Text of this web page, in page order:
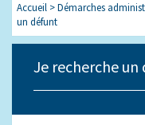
Accueil >Démarches
un défunt
Je recherche